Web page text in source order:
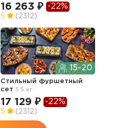
16 263 ₽ -22%
5 (2312)
15-20
Стильный фуршетный
сет 5.5 кг
17 129 ₽ -22%
5 (2312)